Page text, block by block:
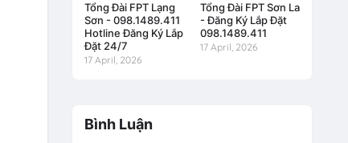
Tổng Đài FPT Lạng
Sơn - 098.1489.411
Hotline Đăng Ký Lắp
Đặt 24/7
17 April, 2026
Tổng Đài FPT Sơn La
- Đăng Ký Lắp Đặt
098.1489.411
17 April, 2026
Bình Luận